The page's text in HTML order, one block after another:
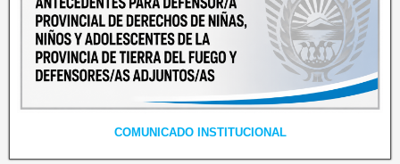
COMUNICADO INSTITUCIONAL